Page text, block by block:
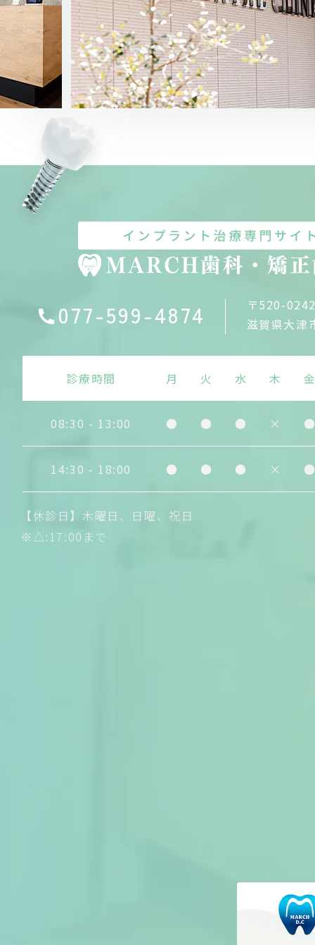
077-599-4874
〒520-0242
滋賀県大津
診療時間 月 火 水 木 金
08:30 - 13:00 ● ● ● × ●
14:30 - 18:00 ● ● ● × ●
【休診日】木曜日、日曜、祝日
※△:17:00まで